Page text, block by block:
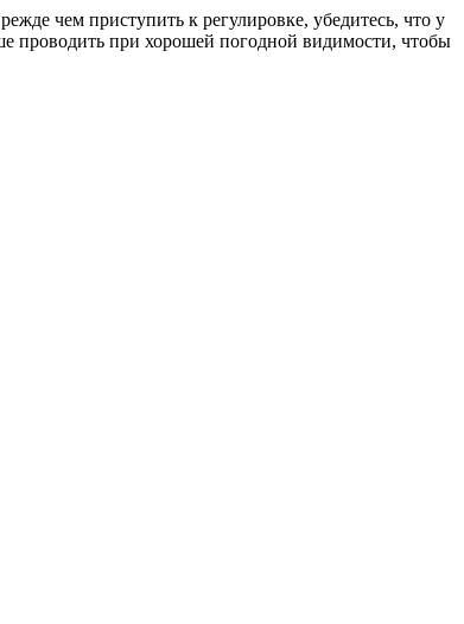
чем приступить к регулировке, убедитесь, что у
проводить при хорошей погодной видимости, чтобы